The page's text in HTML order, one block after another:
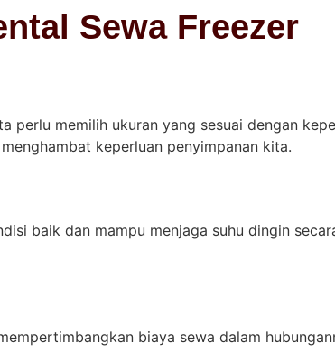
Sewa Freezer
perlu memilih ukuran yang sesuai dengan
keperluan penyimpanan kita.
baik dan mampu menjaga suhu dingin
biaya sewa dalam